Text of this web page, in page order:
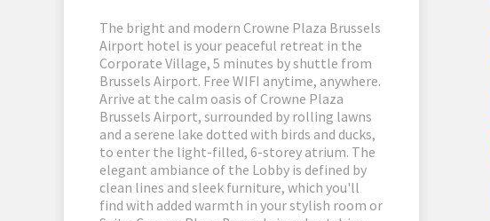
The bright and modern Crowne Plaza Brussels
Airport hotel is your peaceful retreat in the
Corporate Village, 5 minutes by shuttle from
Brussels Airport. Free WIFI anytime, anywhere.
Arrive at the calm oasis of Crowne Plaza
Brussels Airport, surrounded by rolling lawns
and a serene lake dotted with birds and ducks,
to enter the light-filled, 6-storey atrium. The
elegant ambiance of the Lobby is defined by
clean lines and sleek furniture, which you'll
find with added warmth in your stylish room or